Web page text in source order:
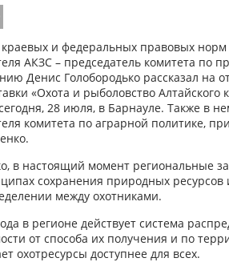
и федеральных правовых норм
АКЗС – председатель комитета по
Денис Голобородько рассказал на
«Охота и рыболовство Алтайского
28 июля, в Барнауле. Также в
комитета по аграрной политике,
в настоящий момент региональные
сохранения природных ресурсов
между охотниками.
в регионе действует система
от способа их получения и по
охотресурсы доступнее для всех.